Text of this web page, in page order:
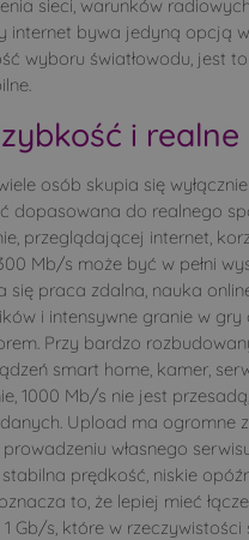
sieci, warunków
internet bywa jedyną opcją
wyboru światłowodu, jest
i
osób skupia się
dopasowana do realnego
przeglądającej internet,
Mb/s może być w pełni
się praca zdalna, nauka
i intensywne granie w
Przy bardzo
smart home, kamer,
1000 Mb/s nie jest
Upload ma ogromne
własnego
prędkość, niskie
to, że lepiej mieć
Gb/s, które w